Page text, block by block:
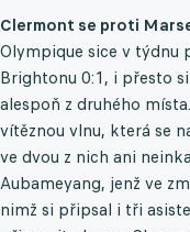
Clermont se proti
Olympique sice v týdnu
Brightonu 0:1, i přesto
alespoň z druhého
vítěznou vlnu, která se
ve dvou z nich ani
Aubameyang, jenž ve
nimž si připsal i tři